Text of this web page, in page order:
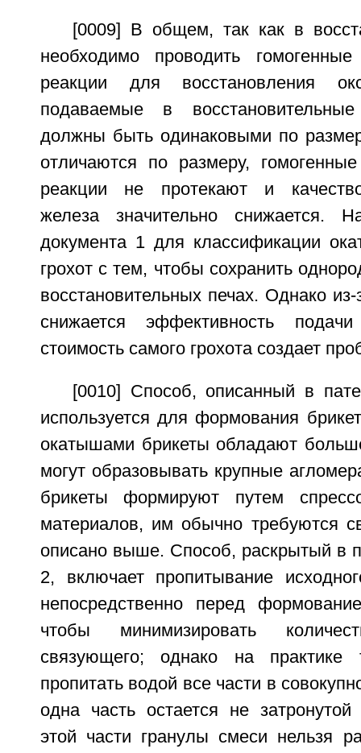
[0009] В общем, так как в
необходимо проводить гомогенные
реакции для восстановления
подаваемые в
должны быть одинаковыми по
отличаются по размеру,
реакции не протекают и качество
железа значительно снижается.
документа 1 для классификации
грохот с тем, чтобы сохранить
восстановительных печах. Однако из-
снижается эффективность
стоимость самого грохота создает
[0010] Способ, описанный в
используется для формования
окатышами брикеты обладают
могут образовывать крупные
брикеты формируют путем
материалов, им обычно требуются
описано выше. Способ, раскрытый в
2, включает пропитывание
непосредственно перед
чтобы минимизировать
связующего; однако на практике
пропитать водой все части в
одна часть остается не
этой части гранулы смеси нельзя